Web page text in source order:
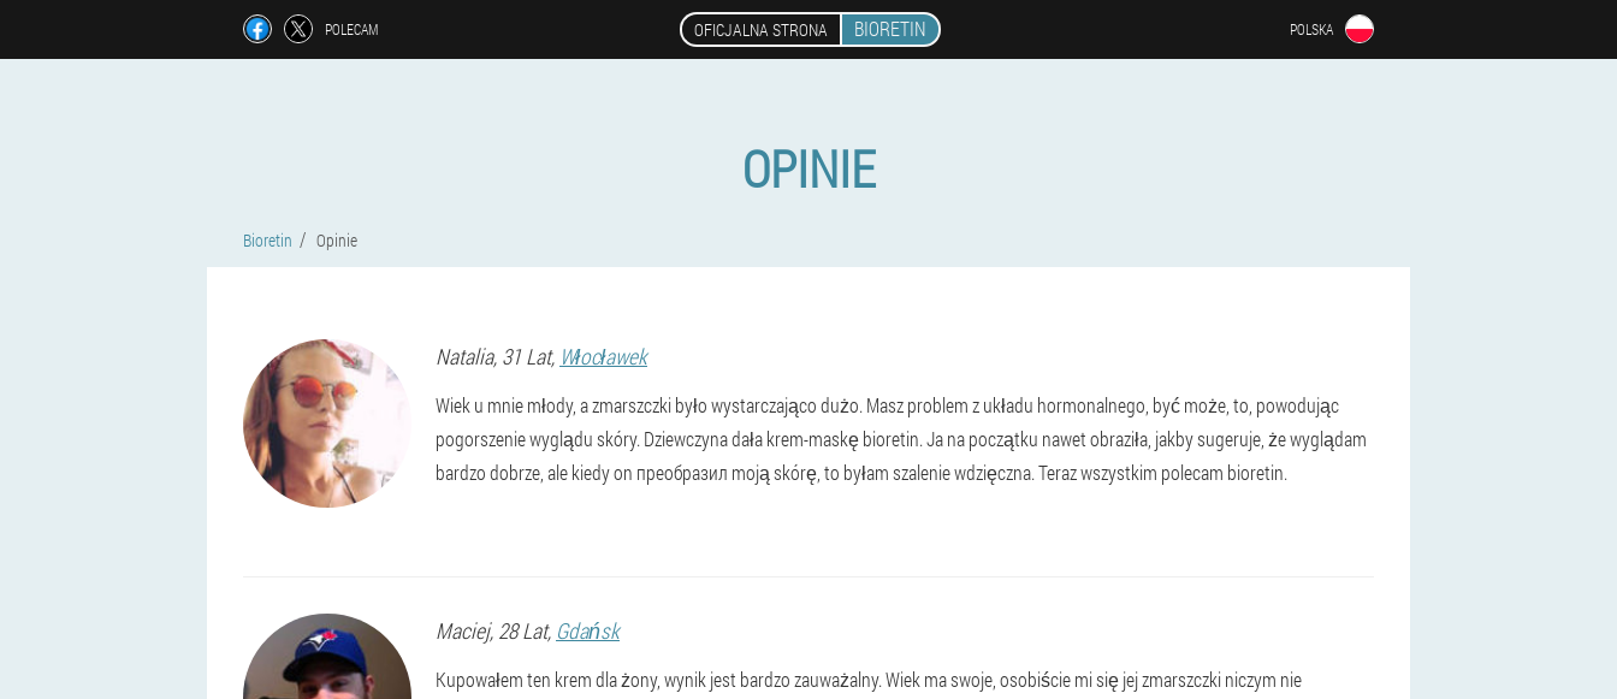
POLECAM OFICJALNA STRONA BIORETIN POLSKA
OPINIE
Bioretin Opinie
Natalia, 31 Lat, Włocławek
Wiek u mnie młody, a zmarszczki było wystarczająco dużo. Masz problem z układu hormonalnego, być może, to, powodując
pogorszenie wyglądu skóry. Dziewczyna dała krem-maskę bioretin. Ja na początku nawet obraziła, jakby sugeruje, że wyglądam
bardzo dobrze, ale kiedy on преобразил moją skórę, to byłam szalenie wdzięczna. Teraz wszystkim polecam bioretin.
Maciej, 28 Lat, Gdańsk
Kupowałem ten krem dla żony, wynik jest bardzo zauważalny. Wiek ma swoje, osobiście mi się jej zmarszczki niczym nie